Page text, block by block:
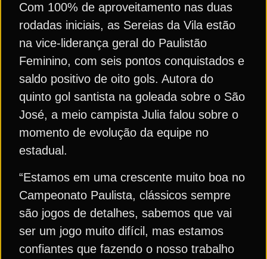
Com 100% de aproveitamento nas duas
rodadas iniciais, as Sereias da Vila estão
na vice-liderança geral do Paulistão
Feminino, com seis pontos conquistados e
saldo positivo de oito gols. Autora do
quinto gol santista na goleada sobre o São
José, a meio campista Julia falou sobre o
momento de evolução da equipe no
estadual.
“Estamos em uma crescente muito boa no
Campeonato Paulista, clássicos sempre
são jogos de detalhes, sabemos que vai
ser um jogo muito difícil, mas estamos
confiantes que fazendo o nosso trabalho